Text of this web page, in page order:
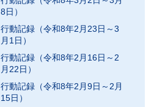
8日）
行動記録（令和8年2月23日～3
月1日）
行動記録（令和8年2月16日～2
月22日）
行動記録（令和8年2月9日～2月
15日）